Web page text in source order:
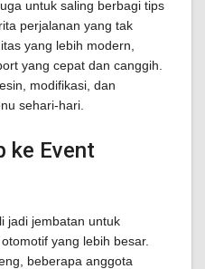
untuk saling berbagi tips
perjalanan yang tak
yang lebih modern,
yang cepat dan canggih.
modifikasi, dan
sehari-hari.
ke Event
jadi jembatan untuk
yang lebih besar.
beberapa anggota